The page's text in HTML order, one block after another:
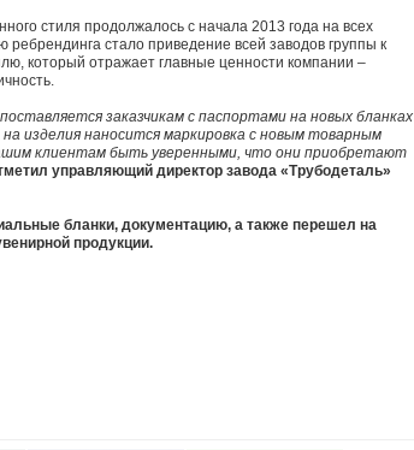
стиля продолжалось с начала 2013 года на всех
стало приведение всей заводов группы к
который отражает главные ценности компании –
заказчикам с паспортами на новых бланках
на изделия наносится маркировка с новым товарным
клиентам быть уверенными, что они приобретают
управляющий директор завода «Трубодеталь»
бланки, документацию, а также перешел на
продукции.